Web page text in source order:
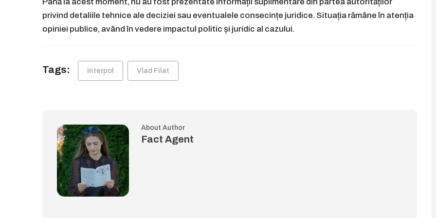
privind detaliile tehnice ale deciziei sau eventualele consecințe juridice. Situația rămâne în atenția
opiniei publice, având în vedere impactul politic și juridic al cazului.
Tags: Interpol Vlad Filat
About Author
Fact Agent